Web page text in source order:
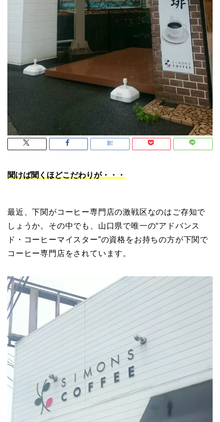
聞けば聞くほどこだわりが・・・
最近、下関がコーヒー専門店の激戦区なのはご存知で
しょうか。その中でも、山口県で唯一の“アドバンス
ド・コーヒーマイスター”の資格をお持ちの方が下関で
コーヒー専門店をされています。